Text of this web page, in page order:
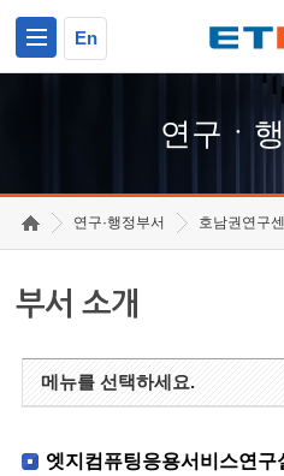
En
연구ㆍ
연구·행정부서 호남권연구
부서 소개
메뉴를 선택하세요.
엣지컴퓨팅응용서비스연구